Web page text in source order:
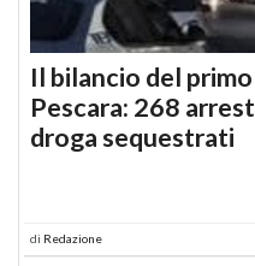
Il bilancio del
Pescara: 268
droga sequestrati
di Redazione